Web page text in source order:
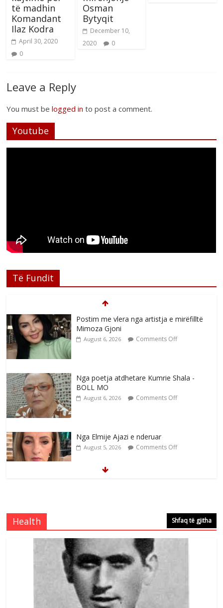
të madhin
Komandant
Ilaz Kodra
April 30, 2020
0
Osman
Bytyqit
December 10,
2020
0
Leave a Reply
You must belogged in to post a comment.
Youtube
Të Fundit
Postim me vlera nga artistja e mirëfilltë
Mimoza Gjoni
August 6, 2026 Comments Off
Nga poetja atdhetare Kumrie Shala -
BOLL MO
August 6, 2026 Comments Off
Nga Elmije Ajazi e nderuar
August 5, 2026 Comments Off
Comments Off
Çlirimtari Mentor Mushkolaj nderohet
me mirenjohje nga Xhevdet Qeriqi Dega
e invalidëve në Fushë Kosovë
August 4, 2026 Comments Off
Health Shfaq të gjitha